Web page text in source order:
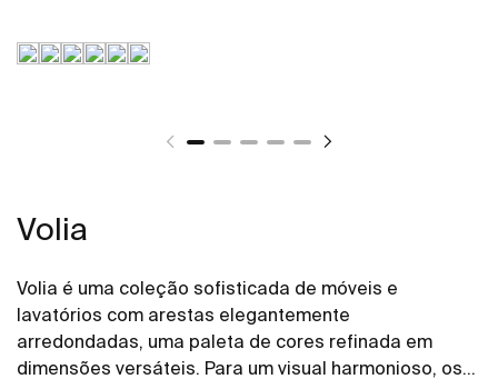
Volia
Volia é uma coleção sofisticada de móveis e
lavatórios com arestas elegantemente
arredondadas, uma paleta de cores refinada em
dimensões versáteis. Para um visual harmonioso, os